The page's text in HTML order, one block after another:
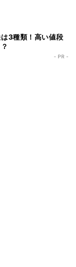
3種類！高い値段
- PR -